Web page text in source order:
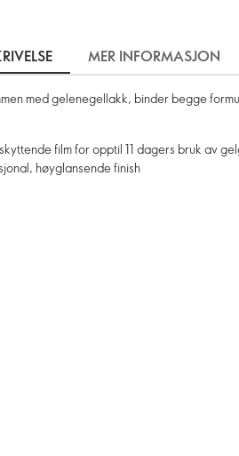
MER INFORMASJON
med gelenegellakk, binder begge
film for opptil 11 dagers bruk av
høyglansende finish